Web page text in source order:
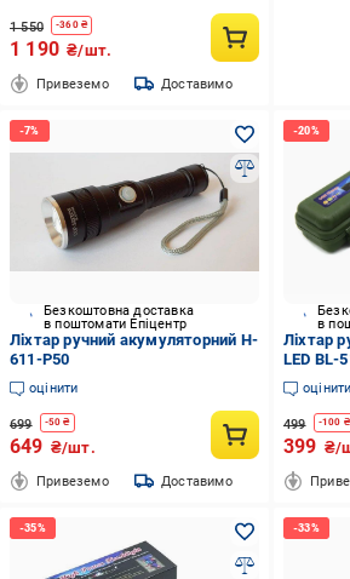
1 550 -360₴
1 190 ₴/шт.
Привеземо Доставимо
Безкоштовна доставка
в поштомати Епіцентр
Ліхтар ручний акумуляторний H-
611-P50
оцінити
699 -50 ₴
649 ₴/шт.
Привеземо Доставимо
в
Ліхтар
LED BL-
оцінити
499 -100 ₴
399 ₴/